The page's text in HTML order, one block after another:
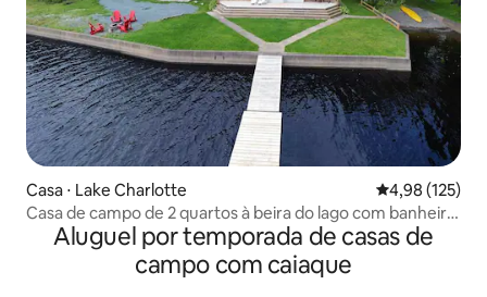
Casa ⋅ Lake Charlotte 4,98 de uma
4,98 (125)
Casa de campo de 2 quartos à beira do lago com banheira
de hidromassagem
Aluguel por temporada de casas de
campo com caiaque